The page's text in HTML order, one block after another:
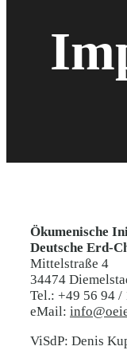
Ökumenische
Deutsche Erd-
Mittelstraße 4
34474
Tel.: +49 56 94 /
eMail:
ViSdP: Denis